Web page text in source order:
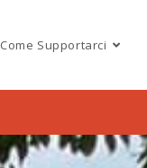
Come Supportarci